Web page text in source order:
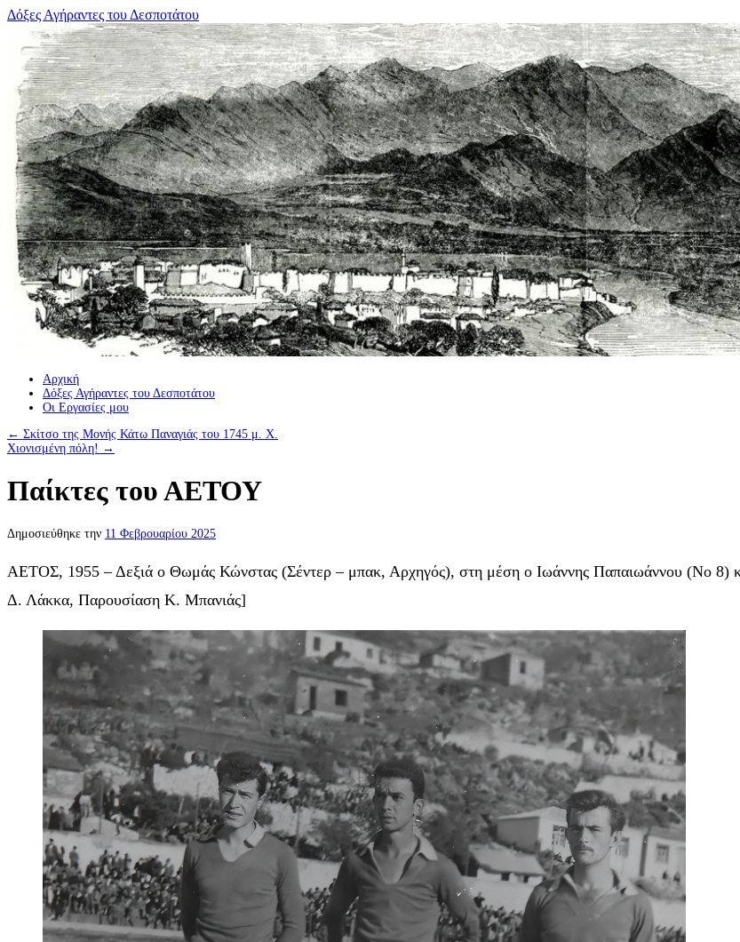
Μετάβαση
περιεχόμενο
Δόξες Αγήραντες του Δεσποτάτου
Αρχική
Δόξες Αγήραντες του Δεσποτάτου
Οι Eργασίες μου
← Σκίτσο της Μονής Κάτω Παναγιάς του 1745 μ. Χ.
Χιονισμένη πόλη! →
Παίκτες του ΑΕΤΟΥ
Δημοσιεύθηκε την 11 Φεβρουαρίου 2025
ΑΕΤΟΣ, 1955 – Δεξιά ο Θωμάς Κώνστας (Σέντερ – μπακ, Αρχηγός), στη μέση ο Ιωάννης Παπαιωάννου (Νο 8)
Δ. Λάκκα, Παρουσίαση Κ. Μπανιάς]